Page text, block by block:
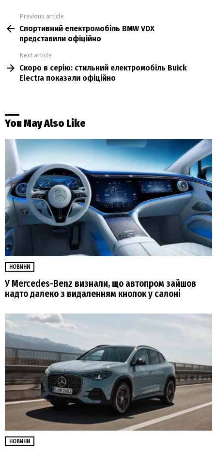
more
Previous article
Спортивний електромобіль BMW VDX
представили офіційно
Next article
Скоро в серію: стильний електромобіль Buick
Electra показали офіційно
You May Also Like
НОВИНИ
У Mercedes-Benz визнали, що автопром зайшов
надто далеко з видаленням кнопок у салоні
НОВИНИ